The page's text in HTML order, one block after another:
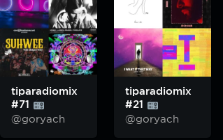
tiparadiomix
#71
@goryach
tiparadiomix
#21
@goryach